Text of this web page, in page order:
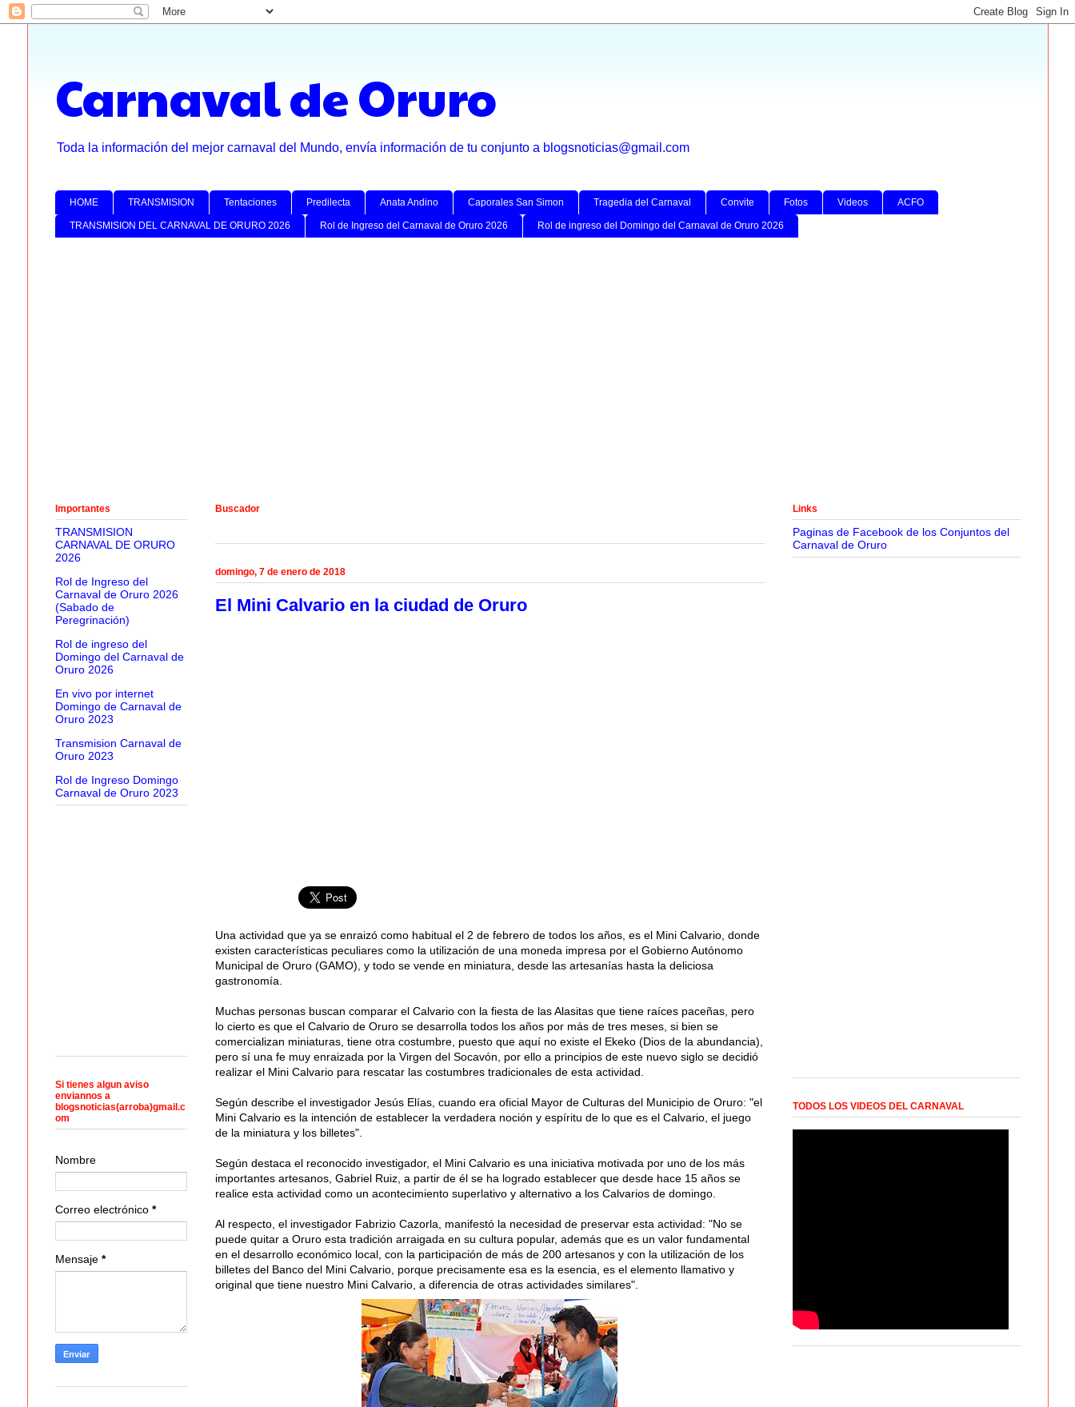
Carnaval de Oruro
Toda la información del mejor carnaval del Mundo, envía información de tu conjunto a blogsnoticias@gmail.com
HOME TRANSMISION Tentaciones Predilecta Anata Andino Caporales San Simon Tragedia del Carnaval Convite Fotos Videos ACFO
TRANSMISION DEL CARNAVAL DE ORURO 2026 Rol de Ingreso del Carnaval de Oruro 2026 Rol de ingreso del Domingo del Carnaval de Oruro 2026
Buscador
domingo, 7 de enero de 2018
El Mini Calvario en la ciudad de Oruro
Una actividad que ya se enraizó como habitual el 2 de febrero de todos los años, es el Mini Calvario, donde
existen características peculiares como la utilización de una moneda impresa por el Gobierno Autónomo
Municipal de Oruro (GAMO), y todo se vende en miniatura, desde las artesanías hasta la deliciosa
gastronomía.
Muchas personas buscan comparar el Calvario con la fiesta de las Alasitas que tiene raíces paceñas, pero
lo cierto es que el Calvario de Oruro se desarrolla todos los años por más de tres meses, si bien se
comercializan miniaturas, tiene otra costumbre, puesto que aquí no existe el Ekeko (Dios de la abundancia),
pero sí una fe muy enraizada por la Virgen del Socavón, por ello a principios de este nuevo siglo se decidió
realizar el Mini Calvario para rescatar las costumbres tradicionales de esta actividad.
Según describe el investigador Jesús Elías, cuando era oficial Mayor de Culturas del Municipio de Oruro: "el
Mini Calvario es la intención de establecer la verdadera noción y espíritu de lo que es el Calvario, el juego
de la miniatura y los billetes".
Según destaca el reconocido investigador, el Mini Calvario es una iniciativa motivada por uno de los más
importantes artesanos, Gabriel Ruiz, a partir de él se ha logrado establecer que desde hace 15 años se
realice esta actividad como un acontecimiento superlativo y alternativo a los Calvarios de domingo.
Al respecto, el investigador Fabrizio Cazorla, manifestó la necesidad de preservar esta actividad: "No se
puede quitar a Oruro esta tradición arraigada en su cultura popular, además que es un valor fundamental
en el desarrollo económico local, con la participación de más de 200 artesanos y con la utilización de los
billetes del Banco del Mini Calvario, porque precisamente esa es la esencia, es el elemento llamativo y
original que tiene nuestro Mini Calvario, a diferencia de otras actividades similares".
Importantes
TRANSMISION
CARNAVAL DE ORURO
2026
Rol de Ingreso del
Carnaval de Oruro 2026
(Sabado de
Peregrinación)
Rol de ingreso del
Domingo del Carnaval de
Oruro 2026
En vivo por internet
Domingo de Carnaval de
Oruro 2023
Transmision Carnaval de
Oruro 2023
Rol de Ingreso Domingo
Carnaval de Oruro 2023
Si tienes algun aviso
enviannos a
blogsnoticias(arroba)gmail.c
om
Nombre
Correo electrónico *
Mensaje *
Links
Paginas de Facebook de los Conjuntos del
Carnaval de Oruro
TODOS LOS VIDEOS DEL CARNAVAL